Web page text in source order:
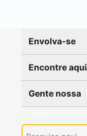
Envolva-se
Encontre aqui
Gente nossa